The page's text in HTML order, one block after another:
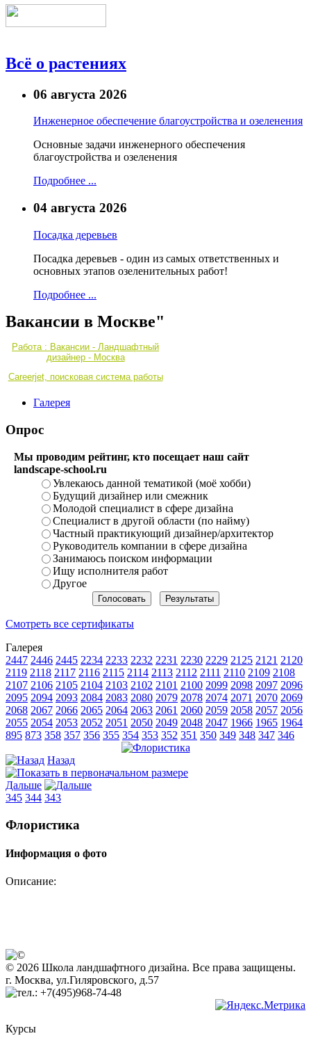
Всё о растениях
06 августа 2026
Инженерное обеспечение благоустройства и озеленения
Основные задачи инженерного обеспечения
благоустройства и озеленения
Подробнее ...
04 августа 2026
Посадка деревьев
Посадка деревьев - один из самых ответственных и
основных этапов озеленительных работ!
Подробнее ...
Вакансии в Москве"
Работа : Вакансии - Ландшафтный
дизайнер - Москва
Careerjet, поисковая система работы
Галерея
Опрос
Мы проводим рейтинг, кто посещает наш сайт
landscape-school.ru
Увлекаюсь данной тематикой (моё хобби)
Будущий дизайнер или смежник
Молодой специалист в сфере дизайна
Специалист в другой области (по найму)
Частный практикующий дизайнер/архитектор
Руководитель компании в сфере дизайна
Занимаюсь поиском информации
Ищу исполнителя работ
Другое
Смотреть все сертификаты
Галерея
2447 2446 2445 2234 2233 2232 2231 2230 2229 2125 2121 2120
2119 2118 2117 2116 2115 2114 2113 2112 2111 2110 2109 2108
2107 2106 2105 2104 2103 2102 2101 2100 2099 2098 2097 2096
2095 2094 2093 2084 2083 2080 2079 2078 2074 2071 2070 2069
2068 2067 2066 2065 2064 2063 2061 2060 2059 2058 2057 2056
2055 2054 2053 2052 2051 2050 2049 2048 2047 1966 1965 1964
895 873 358 357 356 355 354 353 352 351 350 349 348 347 346
Назад
Дальше
345 344 343
Флористика
Информация о фото
Описание:
© 2026 Школа ландшафтного дизайна. Все права защищены.
г. Москва, ул.Гиляровского, д.57
+7(495)968-74-48
Курсы